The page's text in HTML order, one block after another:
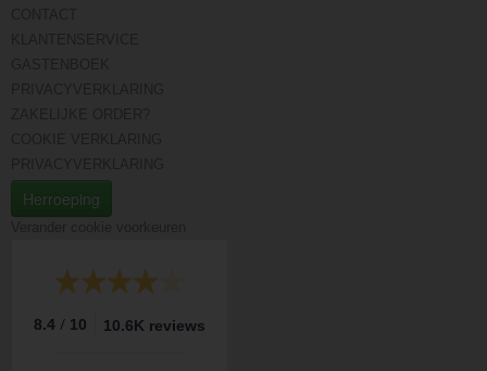
Herroeping
8.4 / 10 10.6K reviews